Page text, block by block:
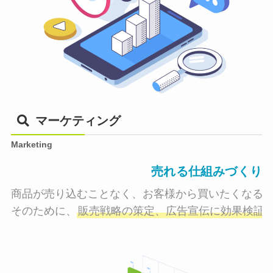
マーケティング
Marketing
売れる仕組みづくり
商品が売り込むことなく、お客様から買いたくなる
そのために、 販売戦略の策定、広告宣伝に効果検証